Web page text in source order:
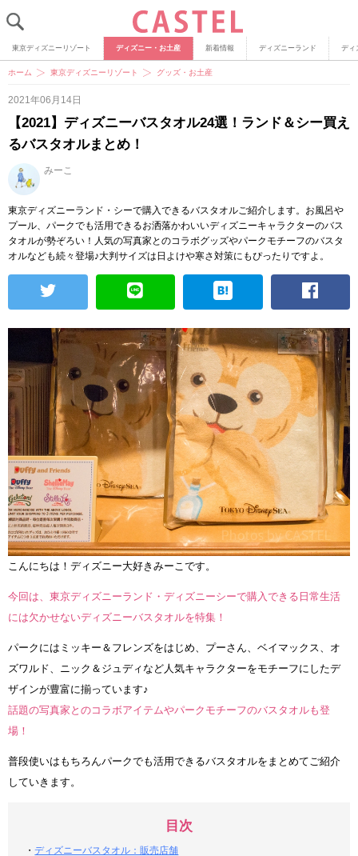
東京ディズニーリゾート ディズニー・お土産 新着情報 ディズニーランド ディ
ホーム 東京ディズニーリゾート グッズ・お土産
2021年06月14日
【2021】ディズニーバスタオル24選！ランド＆シー買え
るバスタオルまとめ！
みーこ
東京ディズニーランド・シーで購入できるバスタオルご紹介します。お風呂や
プール、パークでも活用できるお洒落かわいいディズニーキャラクターのバス
タオルが勢ぞろい！人気の写真家とのコラボグッズやパークモチーフのバスタ
オルなども続々登場♪大判サイズは日よけや寒さ対策にもぴったりですよ。
こんにちは！ディズニー大好きみーこです。
今回は、東京ディズニーランド・ディズニーシーで購入できる日常生活
には欠かせないディズニーバスタオルを特集！
パークにはミッキー＆フレンズをはじめ、プーさん、ベイマックス、オ
ズワルド、ニック＆ジュディなど人気キャラクターをモチーフにしたデ
ザインが豊富に揃っています♪
話題の写真家とのコラボアイテムやパークモチーフのバスタオルも登
場！
普段使いはもちろんパークでも活用できるバスタオルをまとめてご紹介
していきます。
目次
・ディズニーバスタオル：販売店舗